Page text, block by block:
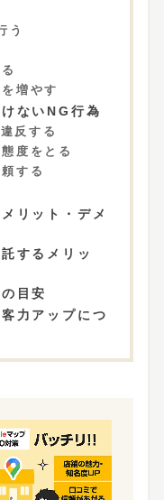
う
増やす
ないNG行為
反する
度をとる
する
リット・デメ
するメリッ
目安
力アップにつ